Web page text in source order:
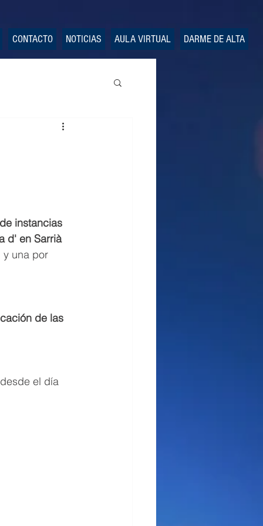
CONTACTO NOTICIAS AULA VIRTUAL DARME DE ALTA
instancias
d' en Sarrià
y una por
de las
el día